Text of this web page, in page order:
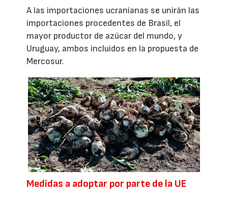
A las importaciones ucranianas se unirán las
importaciones procedentes de Brasil, el
mayor productor de azúcar del mundo, y
Uruguay, ambos incluidos en la propuesta de
Mercosur.
Medidas a adoptar por parte de la UE